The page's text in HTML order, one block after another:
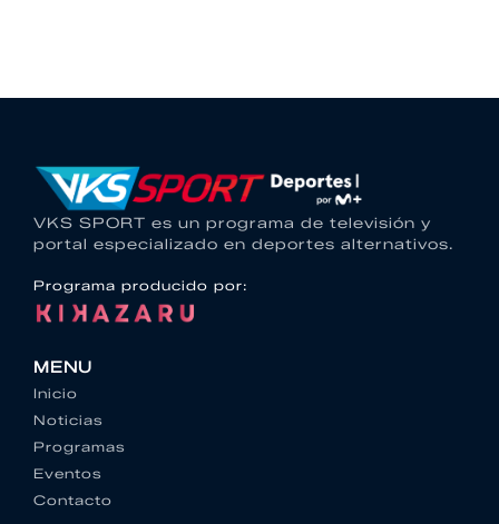
VKS SPORT es un programa de televisión y
portal especializado en deportes alternativos.
Programa producido por:
MENU
Inicio
Noticias
Programas
Eventos
Contacto